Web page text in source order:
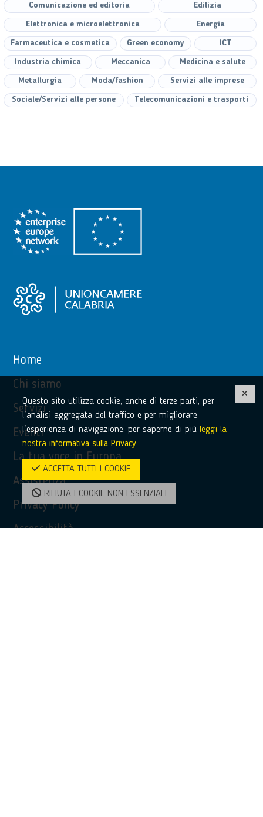
Comunicazione ed editoria Edilizia
Elettronica e microelettronica Energia
Farmaceutica e cosmetica Green economy ICT
Industria chimica Meccanica Medicina e salute
Metallurgia Moda/fashion Servizi alle imprese
Sociale/Servizi alle persone Telecomunicazioni e trasporti
Home
Chi siamo
Servizi
Eventi
La tua voce in Europa
Assistenza
Privacy Policy
Accessibilità
Questo sito utilizza cookie, anche di terze parti, per
l'analisi aggregata del traffico e per migliorare
l'esperienza di navigazione, per saperne di più leggi la
nostra informativa sulla Privacy.
ACCETTA TUTTI I COOKIE
RIFIUTA I COOKIE NON ESSENZIALI